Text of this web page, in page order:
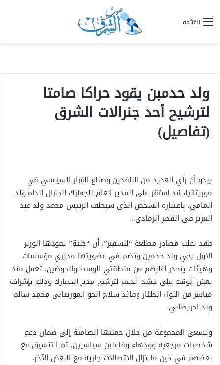
القائمة
ولد حدمبن يقود حراكا صامتا
لترشيح أحد جنرالات الشرق
(تفاصيل)
يبدو أن رأي العديد من النافذين وصناع القرار السياسي في
موريتانيا، قد استقر على المدير العام للجمارك الجنرال الداه ولد
المامي، باعتباره الشخص الذي سيخلف الرئيس محمد ولد عبد
العزيز في القصر الرمادي..
فقد نقلت مصادر مطلعة “للسفير”، أن “خلية” يقودها الوزير
الأول يحي ولد حدمين وتضم في عضويتها مديري مؤسسات
وهيئات ينحدر اغلبهم من منطقتي الوسط والحوضين، تعمل منذ
بعض الوقت على حشد الدعم لترشيح مدير الجمارك وذلك بإشراف
مباشر من اللواء الطيًار وقائد سلاح الجو الموريتاني محمد سالم
ولد احريطاني.
وتسعى المجموعة من خلال حملتها الصامتة إلى ضمان دعم
شخصيات مرجعية ووجهاء وفاعلين سياسيين، تم التنسيق مع
بعضهم في حين ما تزال الاتصالات جارية مع البعض الآخر.